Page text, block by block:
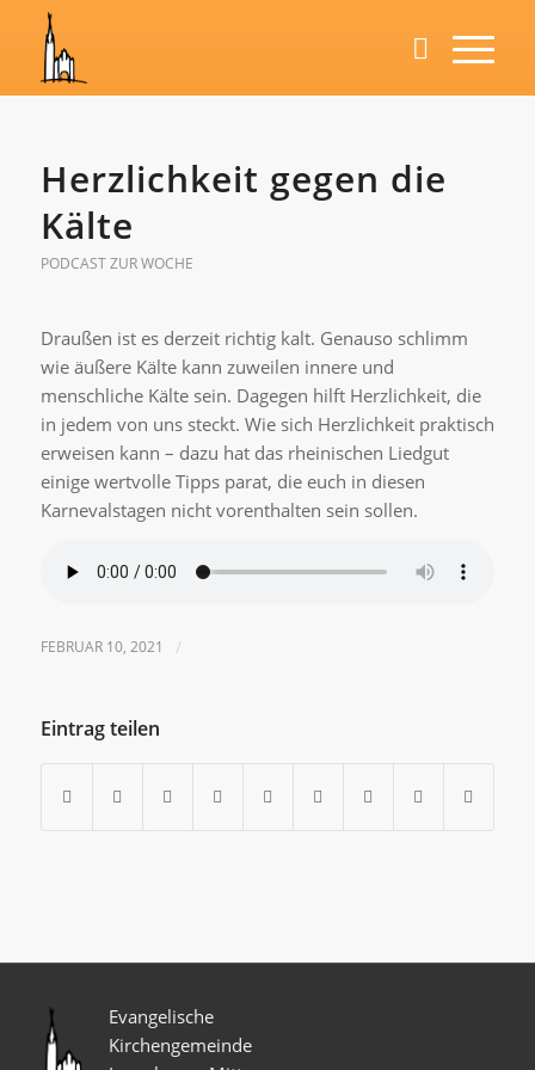
Herzlichkeit gegen die
Kälte
PODCAST ZUR WOCHE
Draußen ist es derzeit richtig kalt. Genauso schlimm
wie äußere Kälte kann zuweilen innere und
menschliche Kälte sein. Dagegen hilft Herzlichkeit, die
in jedem von uns steckt. Wie sich Herzlichkeit praktisch
erweisen kann – dazu hat das rheinischen Liedgut
einige wertvolle Tipps parat, die euch in diesen
Karnevalstagen nicht vorenthalten sein sollen.
FEBRUAR 10, 2021 /
Eintrag teilen
Evangelische
Kirchengemeinde